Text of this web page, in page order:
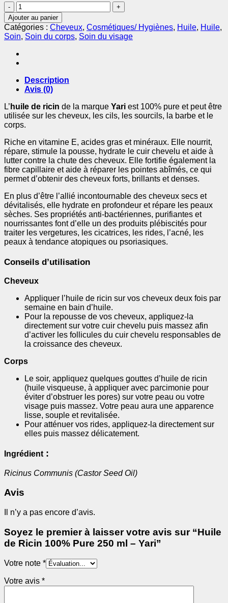
quantité
de
Huile
de
Ricin
100%
Pure
ml
–
Ajouter au panier
Catégories : Cheveux, Cosmétiques/ Hygiènes, Huile, Huile,
Soin, Soin du corps, Soin du visage
Description
Avis (0)
L’ huile de ricin de la marque Yari est 100% pure et peut être
utilisée sur les cheveux, les cils, les sourcils, la barbe et le
corps.
Riche en vitamine E, acides gras et minéraux. Elle nourrit,
répare, stimule la pousse, hydrate le cuir chevelu et aide à
lutter contre la chute des cheveux. Elle fortifie également la
fibre capillaire et aide à réparer les pointes abîmés, ce qui
permet d’obtenir des cheveux forts, brillants et denses.
En plus d’être l’allié incontournable des cheveux secs et
dévitalisés, elle hydrate en profondeur et répare les peaux
sèches. Ses propriétés anti-bactériennes, purifiantes et
nourrissantes font d’elle un des produits plébiscités pour
traiter les vergetures, les cicatrices, les rides, l’acné, les
peaux à tendance atopiques ou psoriasiques.
Conseils d’utilisation
Cheveux
Appliquer l’huile de ricin sur vos cheveux deux fois par
semaine en bain d’huile.
Pour la repousse de vos cheveux, appliquez-la
directement sur votre cuir chevelu puis massez afin
d’activer les follicules du cuir chevelu responsables de
la croissance des cheveux.
Corps
Le soir, appliquez quelques gouttes d’huile de ricin
(huile visqueuse, à appliquer avec parcimonie pour
éviter d’obstruer les pores) sur votre peau ou votre
visage puis massez. Votre peau aura une apparence
lisse, souple et revitalisée.
Pour atténuer vos rides, appliquez-la directement sur
elles puis massez délicatement.
Ingrédient:
Ricinus Communis (Castor Seed Oil)
Avis
Il n’y a pas encore d’avis.
Soyez le premier à laisser votre avis sur “Huile
de Ricin 100% Pure 250 ml – Yari”
Votre note *
Votre avis *